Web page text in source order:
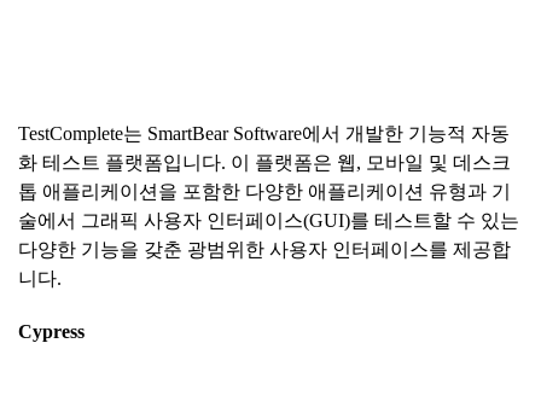
TestComplete는 SmartBear Software에서 개발한 기능적 자동
화 테스트 플랫폼입니다. 이 플랫폼은 웹, 모바일 및 데스크
톱 애플리케이션을 포함한 다양한 애플리케이션 유형과 기
술에서 그래픽 사용자 인터페이스(GUI)를 테스트할 수 있는
다양한 기능을 갖춘 광범위한 사용자 인터페이스를 제공합
니다.
Cypress